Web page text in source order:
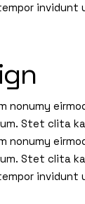
Stet clita
Stet clita
invidunt